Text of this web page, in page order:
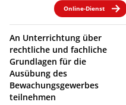
Online-Dienst
An Unterrichtung über
rechtliche und fachliche
Grundlagen für die
Ausübung des
Bewachungsgewerbes
teilnehmen